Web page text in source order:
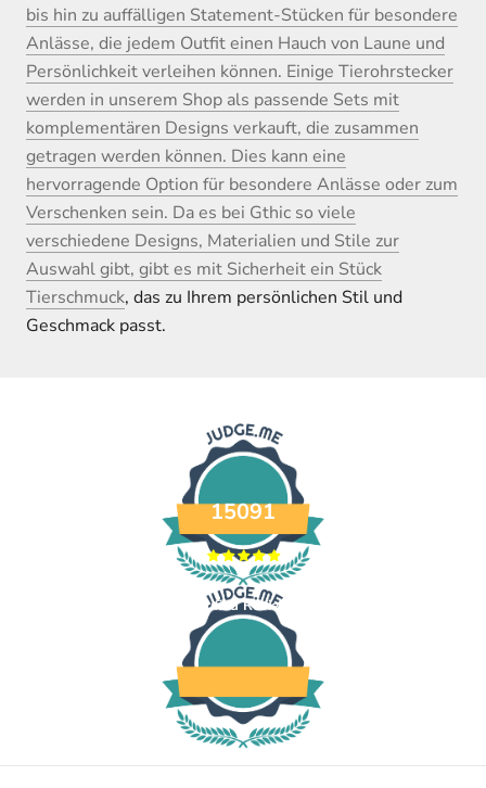
bis hin zu auffälligen Statement-Stücken für besondere
Anlässe, die jedem Outfit einen Hauch von Laune und
Persönlichkeit verleihen können. Einige Tierohrstecker
werden in unserem Shop als passende Sets mit
komplementären Designs verkauft, die zusammen
getragen werden können. Dies kann eine
hervorragende Option für besondere Anlässe oder zum
Verschenken sein. Da es bei Gthic so viele
verschiedene Designs, Materialien und Stile zur
Auswahl gibt, gibt es mit Sicherheit ein Stück
Tierschmuck, das zu Ihrem persönlichen Stil und
Geschmack passt.
15091
Verified Reviews